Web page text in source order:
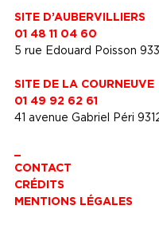
SITE D’AUBERVILLIERS
01 48 11 04 60
5 rue Edouard Poisson
SITE DE LA COURNEUVE
01 49 92 62 61
41 avenue Gabriel Péri
CONTACT
CRÉDITS
MENTIONS LÉGALES